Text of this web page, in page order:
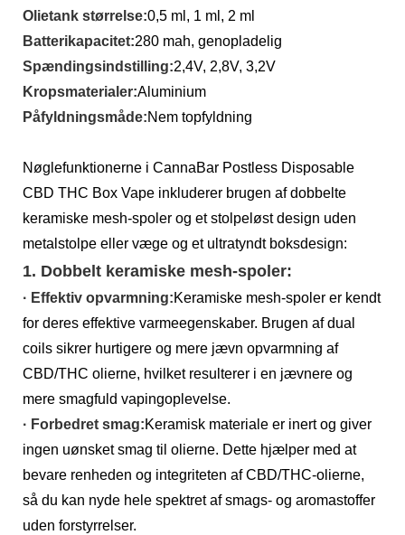
Olietank størrelse:0,5 ml, 1 ml, 2 ml
Batterikapacitet:280 mah, genopladelig
Spændingsindstilling:2,4V, 2,8V, 3,2V
Kropsmaterialer:Aluminium
Påfyldningsmåde:Nem topfyldning
Nøglefunktionerne i CannaBar Postless Disposable
CBD THC Box Vape inkluderer brugen af ​​dobbelte
keramiske mesh-spoler og et stolpeløst design uden
metalstolpe eller væge og et ultratyndt boksdesign:
1. Dobbelt keramiske mesh-spoler:
· Effektiv opvarmning:Keramiske mesh-spoler er kendt
for deres effektive varmeegenskaber. Brugen af ​​dual
coils sikrer hurtigere og mere jævn opvarmning af
CBD/THC olierne, hvilket resulterer i en jævnere og
mere smagfuld vapingoplevelse.
· Forbedret smag:Keramisk materiale er inert og giver
ingen uønsket smag til olierne. Dette hjælper med at
bevare renheden og integriteten af ​​CBD/THC-olierne,
så du kan nyde hele spektret af smags- og aromastoffer
uden forstyrrelser.